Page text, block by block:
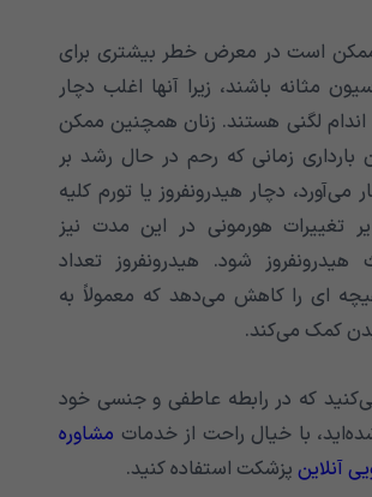
ممکن است در معرض خطر بیشتری برای
مثانه باشند، زیرا آنها اغلب دچار
اندام لگنی هستند. زنان همچنین ممکن
بارداری زمانی که رحم در حال رشد بر
می‌‌‌‌‌‌‌‌‌‌‌‌‌آورد، دچار هیدرونفروز یا تورم کلیه
تغییرات هورمونی در این مدت نیز
هیدرونفروز شود. هیدرونفروز تعداد
ای را کاهش می‌‌‌‌‌‌‌‌‌‌‌‌‌دهد که معمولاً به
بدن کمک می‌‌‌‌‌‌‌‌‌‌‌‌‌کند.
که در رابطه عاطفی و جنسی خود
با خیال راحت از خدمات مشاوره
آنلاین پزشکت استفاده کنید.